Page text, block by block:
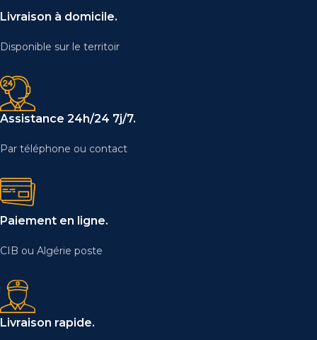
Livraison à domicile.
Disponible sur le territoir
Assistance 24h/24 7j/7.
Par téléphone ou contact
Paiement en ligne.
CIB ou Algérie poste
Livraison rapide.